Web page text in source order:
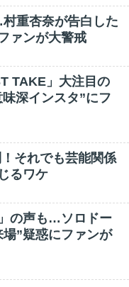
重杏奈が告白した
ァンが大警戒
TAKE」大注目の
深インスタ”にフ
それでも芸能関係
るワケ
の声も…ソロドー
”疑惑にファンが